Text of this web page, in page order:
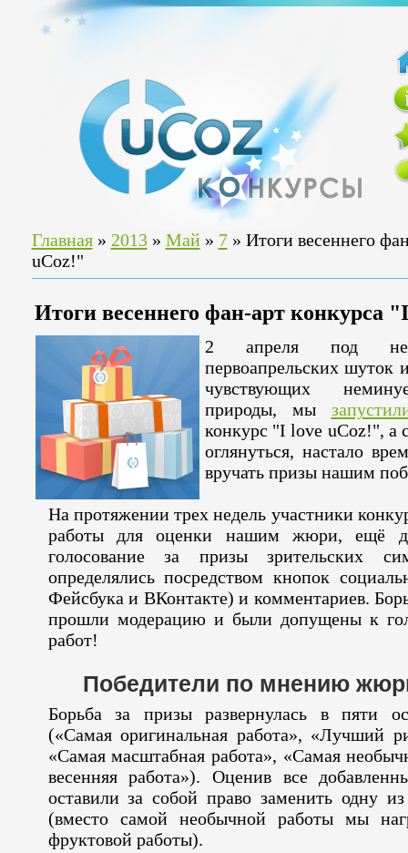
Главная» 2013 » Май » 7» Итоги весеннего
uCoz!"
Итоги весеннего фан-арт конкурса
2 апреля под
первоапрельских шуток
чувствующих
природы, мы
конкурс "I love uCoz!", а
оглянуться, настало
вручать призы нашим
На протяжении трех недель участники
работы для оценки нашим жюри, ещё
голосование за призы зрительских
определялись посредством кнопок
Фейсбука и ВКонтакте) и комментариев.
прошли модерацию и были допущены к
работ!
Победители по мнению
Борьба за призы развернулась в пяти
(«Самая оригинальная работа», «Лучший
«Самая масштабная работа», «Самая
весенняя работа»). Оценив все
оставили за собой право заменить одну
(вместо самой необычной работы мы
фруктовой работы).